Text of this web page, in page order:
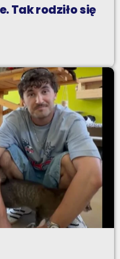
Tak rodziło się